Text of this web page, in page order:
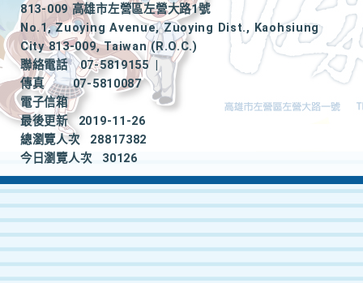
813-009 高雄市左營區左營大路1號
No.1, Zuoying Avenue, Zuoying Dist., Kaohsiung
City 813-009, Taiwan (R.O.C.)
聯絡電話
07-5819155
|
傳真
07-5810087
電子信箱
最後更新
2019-11-26
總瀏覽人次
28817382
今日瀏覽人次
30126